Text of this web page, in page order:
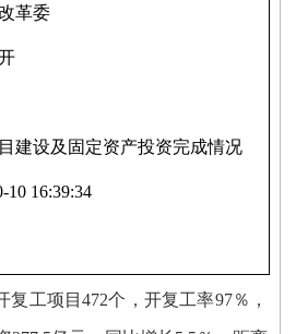
革委
建设及固定资产投资完成情况
10 16:39:34
复工项目472个，开复工率97％，